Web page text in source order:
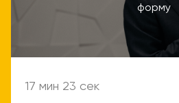
форму
17 мин 23 сек